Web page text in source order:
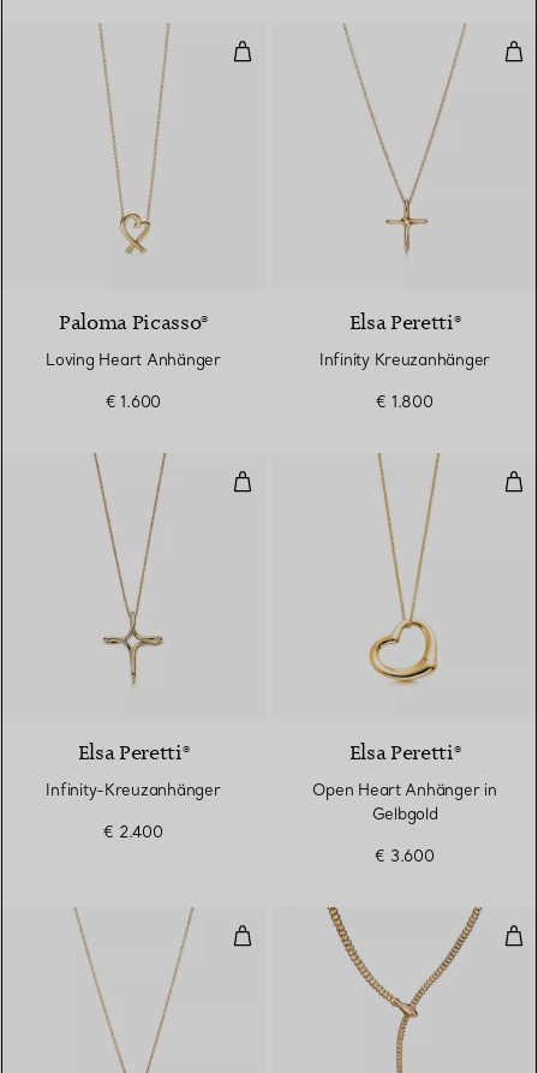
Loving Heart Anhänger
2 Materialien
Paloma Picasso®
Loving Heart Anhänger
€ 1.600
Elsa Peretti®
Infinity Kreuzanhänger
€ 1.800
Infinity-Kreuzanhänger
2 Materialien
Elsa Peretti®
Infinity-Kreuzanhänger
€ 2.400
Elsa Peretti®
Open Heart Anhänger in
Gelbgold
€ 3.600
Open Heart Anhänger